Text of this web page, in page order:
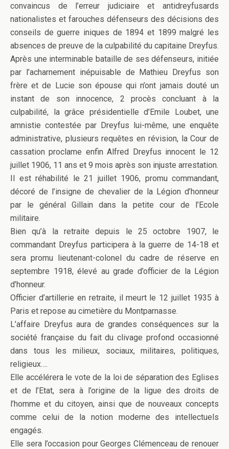
convaincus de l’erreur judiciaire et antidreyfusards
nationalistes et farouches défenseurs des décisions des
conseils de guerre iniques de 1894 et 1899 malgré les
absences de preuve de la culpabilité du capitaine Dreyfus.
Après une interminable bataille de ses défenseurs, initiée
par l’acharnement inépuisable de Mathieu Dreyfus son
frère et de Lucie son épouse qui n’ont jamais douté un
instant de son innocence, 2 procès concluant à la
culpabilité, la grâce présidentielle d’Emile Loubet, une
amnistie contestée par Dreyfus lui-même, une enquête
administrative, plusieurs requêtes en révision, la Cour de
cassation proclame enfin Alfred Dreyfus innocent le 12
juillet 1906, 11 ans et 9 mois après son injuste arrestation.
Il est réhabilité le 21 juillet 1906, promu commandant,
décoré de l’insigne de chevalier de la Légion d’honneur
par le général Gillain dans la petite cour de l’Ecole
militaire.
Bien qu’à la retraite depuis le 25 octobre 1907, le
commandant Dreyfus participera à la guerre de 14-18 et
sera promu lieutenant-colonel du cadre de réserve en
septembre 1918, élevé au grade d’officier de la Légion
d’honneur.
Officier d’artillerie en retraite, il meurt le 12 juillet 1935 à
Paris et repose au cimetière du Montparnasse.
L’affaire Dreyfus aura de grandes conséquences sur la
société française du fait du clivage profond occasionné
dans tous les milieux, sociaux, militaires, politiques,
religieux….
Elle accélérera le vote de la loi de séparation des Eglises
et de l’Etat, sera à l’origine de la ligue des droits de
l’homme et du citoyen, ainsi que de nouveaux concepts
comme celui de la notion moderne des intellectuels
engagés.
Elle sera l’occasion pour Georges Clémenceau de renouer